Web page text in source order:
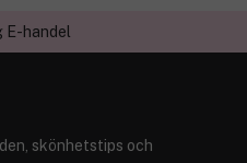
E-handel
skönhetstips och